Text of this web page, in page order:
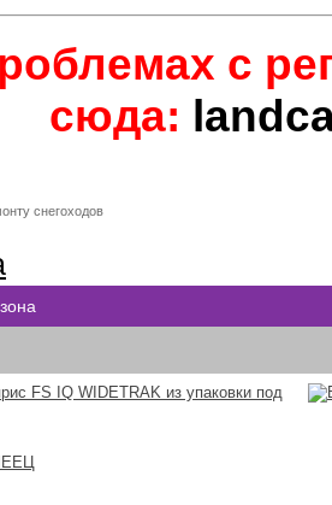
с
сюда:
снегоходов
FS IQ WIDETRAK из упаковки под